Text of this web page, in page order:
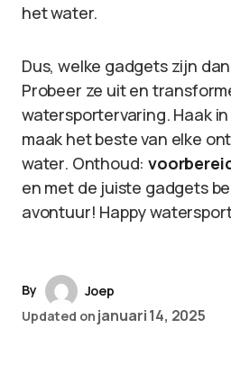
het water.
Dus, welke gadgets zijn
Probeer ze uit en
watersportervaring. Haak
maak het beste van elke
water. Onthoud:
en met de juiste gadgets
avontuur! Happy
By
Joep
Updated on januari 14, 2025